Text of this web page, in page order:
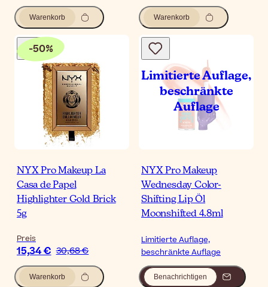
Warenkorb Warenkorb
-50%
NYX Pro Makeup La
Casa de Papel
Highlighter Gold Brick
5g
Preis
15,34 € 30,68 €
Warenkorb
NYX Pro Makeup
Wednesday Color-
Shifting Lip Öl
Moonshifted 4.8ml
Limitierte Auflage,
beschränkte Auflage
Benachrichtigen